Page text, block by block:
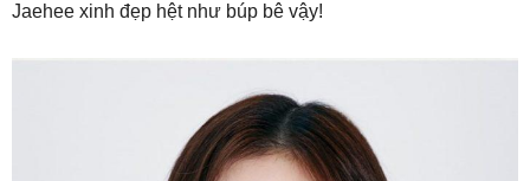
Jaehee xinh đẹp hệt như búp bê vậy!